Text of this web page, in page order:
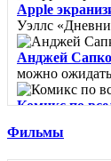
Apple
Уэллс
Анджей
можно
Комикс по
Фильмы